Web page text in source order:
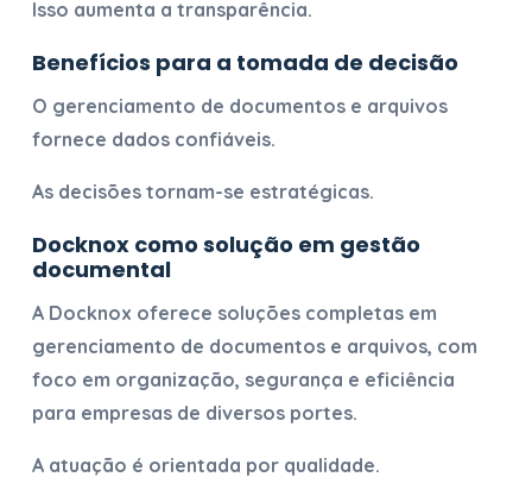
Isso aumenta a transparência.
Benefícios para a tomada de decisão
O gerenciamento de documentos e arquivos
fornece dados confiáveis.
As decisões tornam-se estratégicas.
Docknox como solução em gestão
documental
A Docknox oferece soluções completas em
gerenciamento de documentos e arquivos, com
foco em organização, segurança e eficiência
para empresas de diversos portes.
A atuação é orientada por qualidade.